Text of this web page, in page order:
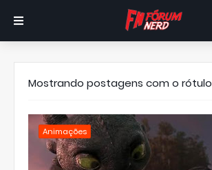
Mostrando postagens com o rótulo
Animações